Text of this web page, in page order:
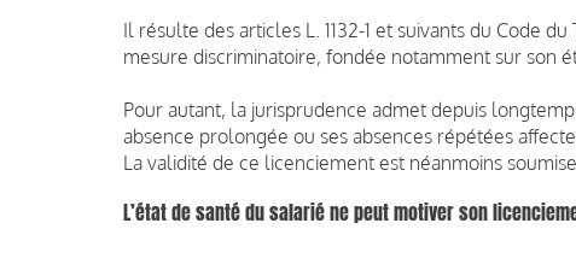
Il résulte des articles L. 1132-1 et suivants du Code
mesure discriminatoire, fondée notamment sur son
Pour autant, la jurisprudence admet depuis
absence prolongée ou ses absences répétées
La validité de ce licenciement est néanmoins
L’état de santé du salarié ne peut motiver son